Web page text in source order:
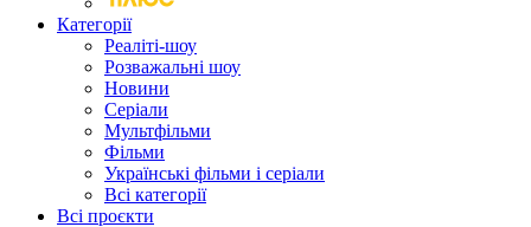
Категорії
Реаліті-шоу
Розважальні шоу
Новини
Серіали
Мультфільми
Фільми
Українські фільми і серіали
Всі категорії
Всі проєкти